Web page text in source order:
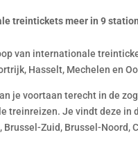
treintickets meer in 9
van internationale
Hasselt, Mechelen en
je voortaan terecht in de
treinreizen. Je vindt deze in
Zuid, Brussel-